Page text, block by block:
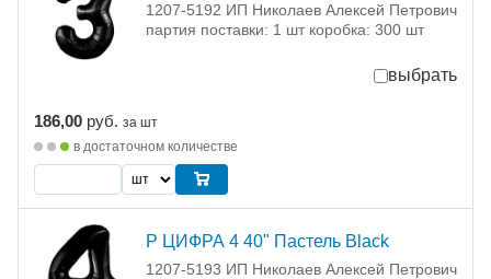
1207-5192 ИП Николаев Алексей Петрович
партия поставки: 1 шт коробка: 300 шт
выбрать
186,00 руб. за шт
в достаточном количестве
Р ЦИФРА 4 40" Пастель Black
1207-5193 ИП Николаев Алексей Петрович